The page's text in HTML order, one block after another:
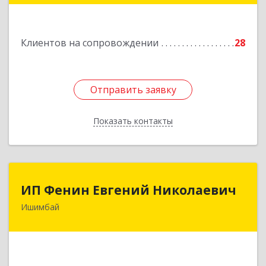
Клиентов на сопровождении 28
Отправить заявку
Показать контакты
Отправить заявку
Назад
ИП Фенин Евгений Николаевич
Ишимбай
ИП Фенин Евгений Николаевич
453211, Башкортостан Респ, Ишимбайский р-н,